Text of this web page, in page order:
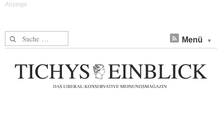
Suche nach: Menü